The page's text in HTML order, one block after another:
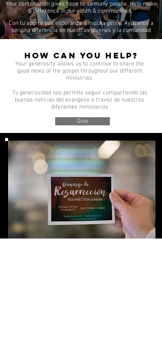
Your contribution gives hope to so many people. Help make
a difference in our youth & communities.
Con tu aporte das esperanza a mucha gente. Ayúdanos a
ser una diferencia en nuestros jóvenes y la comunidad
Give
How can you help?
Your generosity allows us to continue to share the
good news of the gospel throughout our different
ministries.
Tu generosidad nos permite seguir compartiendo las
buenas noticias del evangelio a travez de nuestros
diferentes ministerios